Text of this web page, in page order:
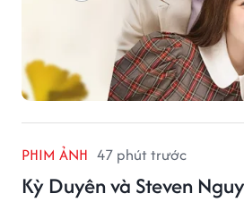
PHIM ẢNH 47 phút trước
Kỳ Duyên và Steven